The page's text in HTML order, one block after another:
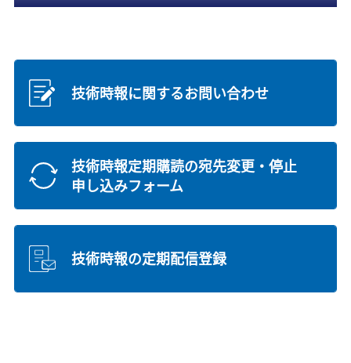
技術時報に関するお問い合わせ
技術時報定期購読の宛先変更・停止
申し込みフォーム
技術時報の定期配信登録